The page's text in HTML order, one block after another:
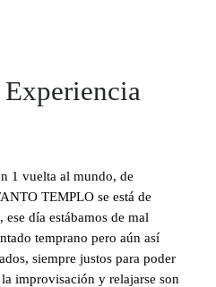
1 vuelta al mundo, de
TEMPLO se está de
día estábamos de mal
temprano pero aún así
siempre justos para poder
improvisación y relajarse son